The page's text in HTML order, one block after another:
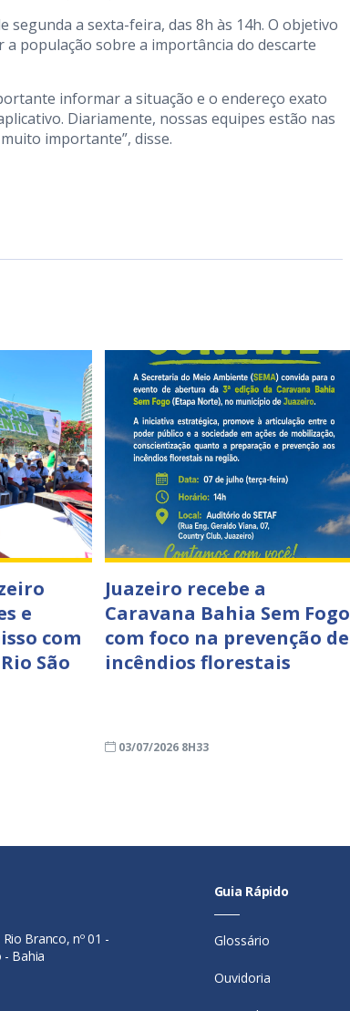
segunda a sexta-feira, das 8h às 14h. O objetivo
população sobre a importância do descarte
informar a situação e o endereço exato
Diariamente, nossas equipes estão nas
importante”, disse.
e
com
São
Juazeiro recebe a
Caravana Bahia Sem Fogo
com foco na prevenção de
incêndios florestais
03/07/2026 8H33
Branco, nº 01 -
- Bahia
Guia Rápido
Glossário
Ouvidoria